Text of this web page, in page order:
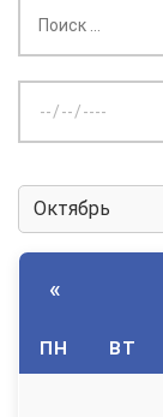
дату:
«
ПН ВТ